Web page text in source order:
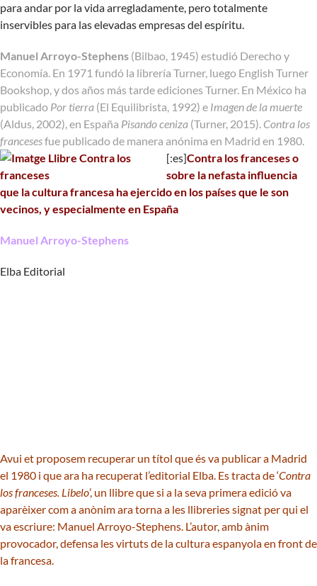
para andar por la vida arregladamente, pero totalmente
inservibles para las elevadas empresas del espíritu.
Manuel Arroyo-Stephens (Bilbao, 1945) estudió Derecho y
Economía. En 1971 fundó la librería Turner, luego English Turner
Bookshop, y dos años más tarde ediciones Turner. En México ha
publicado Por tierra (El Equilibrista, 1992) e Imagen de la muerte
(Aldus, 2002), en España Pisando ceniza (Turner, 2015). Contra los
francesesfue publicado de manera anónima en Madrid en 1980.
[:es]Contra los franceses o
sobre la nefasta influencia
que la cultura francesa ha ejercido en los países que le son
vecinos, y especialmente en España
Manuel Arroyo-Stephens
Elba Editorial
Avui et proposem recuperar un títol que és va publicar a Madrid
el 1980 i que ara ha recuperat l’editorial Elba. Es tracta de ‘Contra
los franceses. Libelo’, un llibre que si a la seva primera edició va
aparèixer com a anònim ara torna a les llibreries signat per qui el
va escriure: Manuel Arroyo-Stephens. L’autor, amb ànim
provocador, defensa les virtuts de la cultura espanyola en front de
la francesa.